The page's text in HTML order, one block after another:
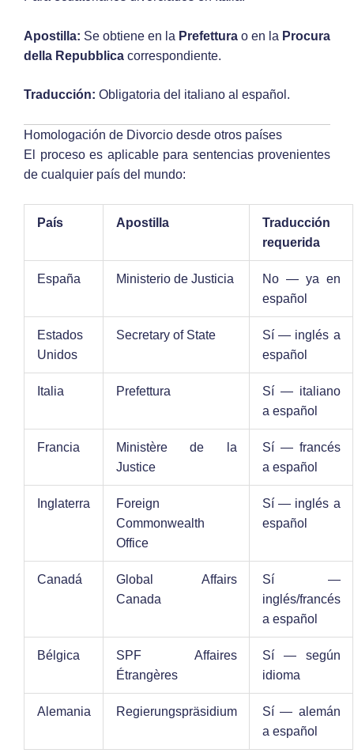
Apostilla: Se obtiene en la Prefettura o en la Procura
della Repubblica correspondiente.
Traducción: Obligatoria del italiano al español.
Homologación de Divorcio desde otros países
El proceso es aplicable para sentencias provenientes
de cualquier país del mundo:
País Apostilla
Traducción
requerida
España Ministerio de Justicia
No — ya en
español
Estados
Unidos
Secretary of State
Sí — inglés a
español
Italia Prefettura
Sí — italiano
a español
Francia
Ministère de la
Justice
Sí — francés
a español
Inglaterra
Foreign
Commonwealth
Office
Sí — inglés a
español
Canadá
Global Affairs
Canada
Sí —
inglés/francés
a español
Bélgica
SPF Affaires
Étrangères
Sí — según
idioma
Alemania Regierungspräsidium
Sí — alemán
a español